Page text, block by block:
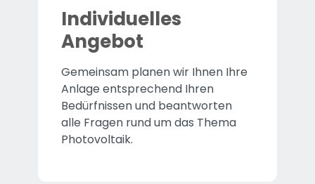
Individuelles
Angebot
Gemeinsam planen wir Ihnen Ihre
Anlage entsprechend Ihren
Bedürfnissen und beantworten
alle Fragen rund um das Thema
Photovoltaik.